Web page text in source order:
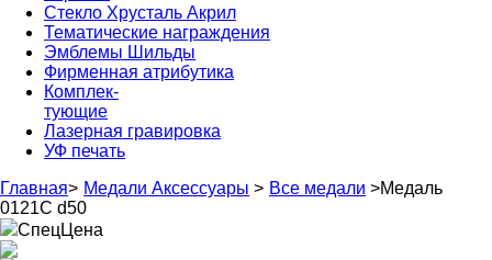
Стекло Хрусталь Акрил
Тематические награждения
Эмблемы Шильды
Фирменная атрибутика
Комплек-
тующие
Лазерная гравировка
УФ печать
Главная> Медали Аксессуары > Все медали >Медаль
0121С d50
СпецЦена